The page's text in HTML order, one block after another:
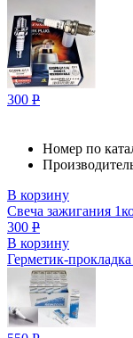
300 Р
Номер по
В корзину
Свеча зажигания
300 Р
В корзину
Герметик-